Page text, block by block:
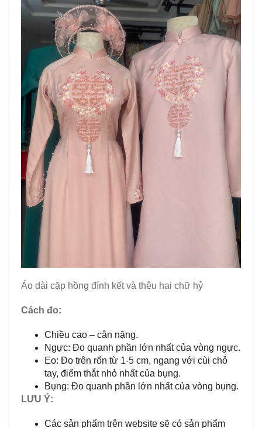
Áo dài cặp hồng đính kết và thêu hai chữ hỷ
Cách đo:
Chiều cao – cân nặng.
Ngực: Đo quanh phần lớn nhất của vòng ngực.
Eo: Đo trên rốn từ 1-5 cm, ngang với cùi chỏ
tay, điểm thắt nhỏ nhất của bụng.
Bụng: Đo quanh phần lớn nhất của vòng bụng.
LƯU Ý:
Các sản phẩm trên website sẽ có sản phẩm